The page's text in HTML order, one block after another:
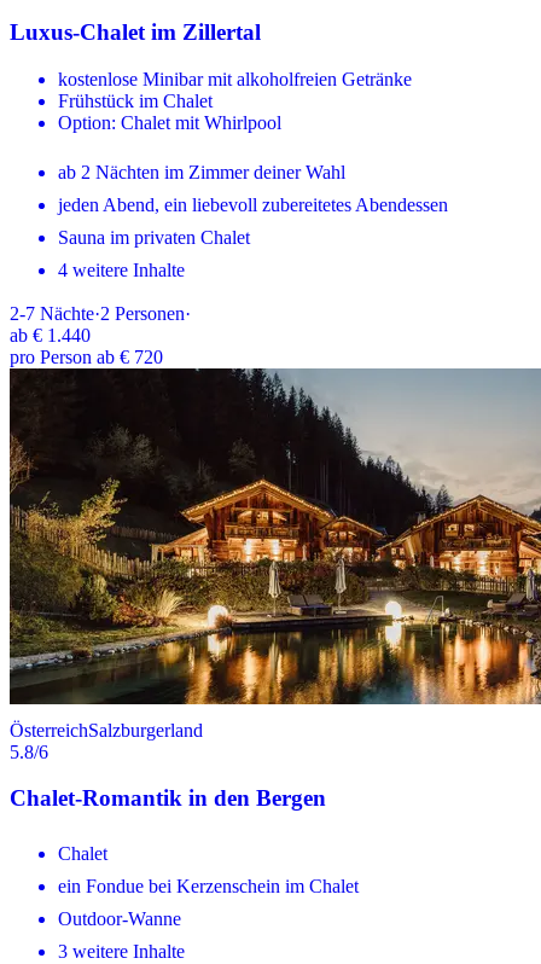
Luxus-Chalet im Zillertal
kostenlose Minibar mit alkoholfreien Getränke
Frühstück im Chalet
Option: Chalet mit Whirlpool
ab 2 Nächten im Zimmer deiner Wahl
jeden Abend, ein liebevoll zubereitetes Abendessen
Sauna im privaten Chalet
4 weitere Inhalte
2-7 Nächte·2 Personen·
ab € 1.440
pro Person ab € 720
ÖsterreichSalzburgerland
5.8/6
Chalet-Romantik in den Bergen
Chalet
ein Fondue bei Kerzenschein im Chalet
Outdoor-Wanne
3 weitere Inhalte